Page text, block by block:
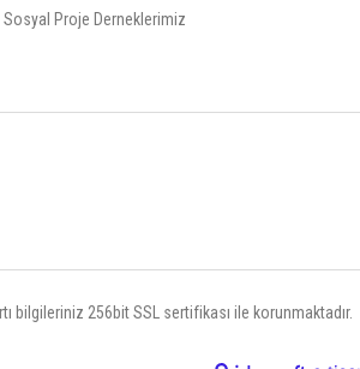
Sosyal Proje Derneklerimiz
256bit SSL sertifikası ile korunmaktadır.